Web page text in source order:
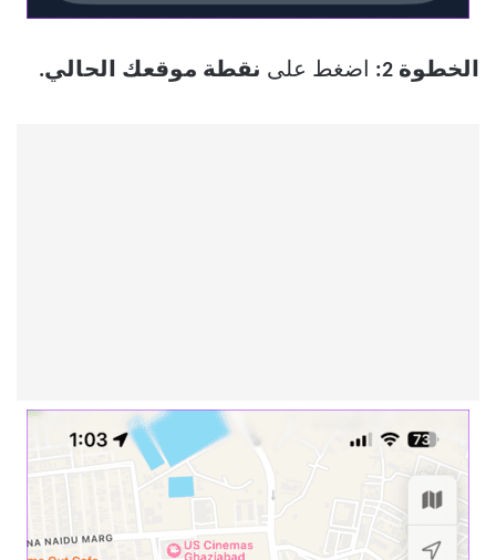
الخطوة 2: اضغط على نقطة موقعك الحالي.